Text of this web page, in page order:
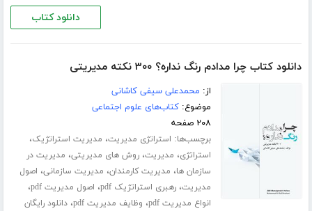
دانلود کتاب
دانلود کتاب چرا مدادم رنگ نداره؟ ۳۰۰ نکته مدیریتی
از: محمدعلی سیفی کاشانی
موضوع:کتاب‌های علوم اجتماعی
۲۰۸ صفحه
برچسب‌ها: استراتژی مدیریت، مدیریت استراتژیک،
استراتژی، مدیریت،روش های مدیریتی، مدیریت در
سازمان ها، مدیریت کارمندان، مدیریت سازمانی، اصول
مدیریت،رهبری استراتژیک pdf ، اصول مدیریت pdf ،
انواع مدیریت pdf ، وظایف مدیریت pdf ،دانلود رایگان